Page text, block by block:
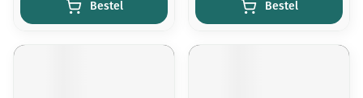
Bestel Bestel